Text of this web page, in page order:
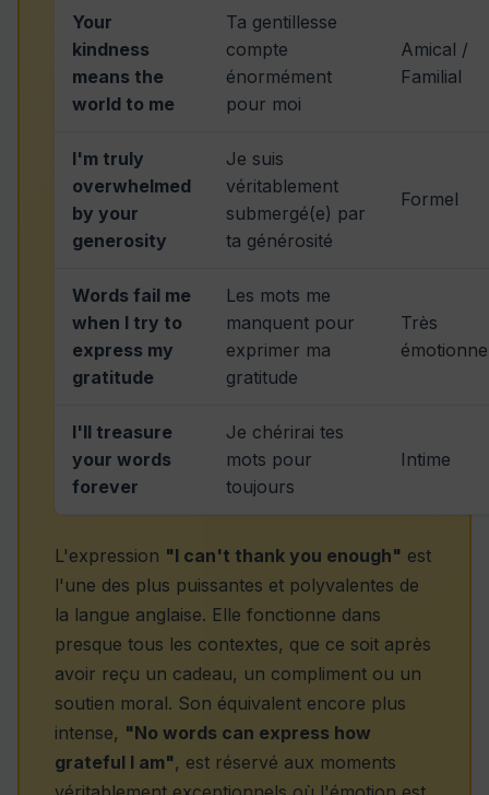
Your
kindness
means the
world to me
Ta gentillesse
compte
énormément
pour moi
Amical /
Familial
I'm truly
overwhelmed
by your
generosity
Je suis
véritablement
submergé(e) par
ta générosité
Formel
Words fail me
when I try to
express my
gratitude
Les mots me
manquent pour
exprimer ma
gratitude
Très
I'll treasure
your words
forever
Je chérirai tes
mots pour
toujours
Intime
L'expression "I can't thank you enough" est
l'une des plus puissantes et polyvalentes de
la langue anglaise. Elle fonctionne dans
presque tous les contextes, que ce soit après
avoir reçu un cadeau, un compliment ou un
soutien moral. Son équivalent encore plus
intense, "No words can express how
grateful I am", est réservé aux moments